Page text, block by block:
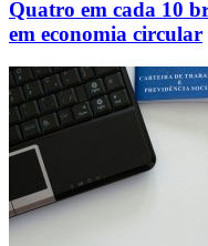
Quatro em cada 10
em economia circular